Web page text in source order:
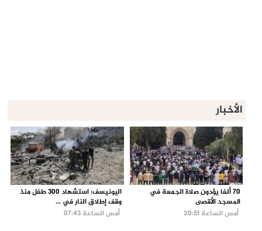
الأخبار
70 ألفا يؤدون صلاة الجمعة في
المسجد الأقصى
أمس الساعة 20:51
اليونيسف: استشهاد 300 طفل منذ
وقف إطلاق النار في ...
أمس الساعة 07:43